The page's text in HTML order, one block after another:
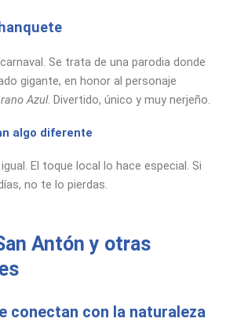
Se trata de una parodia donde
gigante, en honor al personaje
Azul. Divertido, único y muy nerjeño.
algo diferente
El toque local lo hace especial. Si
no te lo pierdas.
Antón y otras
conectan con la naturaleza